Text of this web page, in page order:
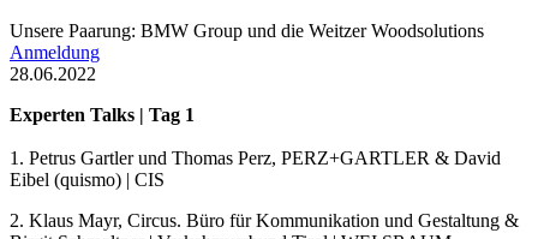
Unsere Paarung: BMW Group und die Weitzer Woodsolutions
Anmeldung
28.06.2022
Experten Talks | Tag 1
1. Petrus Gartler und Thomas Perz, PERZ+GARTLER & David
Eibel (quismo) | CIS
2. Klaus Mayr, Circus. Büro für Kommunikation und Gestaltung &